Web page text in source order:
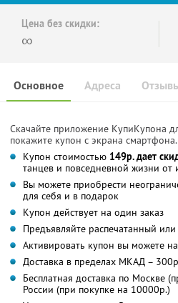
Цена без скидки:
∞
Основное Адреса
Скачайте приложение КупиКупона
покажите купон с экрана
Купон стоимостью 149р. дает
танцев и повседневной жизни от
Вы можете приобрести
для себя и в подарок
Купон действует на один заказ
Предъявляйте распечатанный
Активировать купон вы можете
Доставка в пределах МКАД –
Бесплатная доставка по Москве
России (при покупке на 10000р.)